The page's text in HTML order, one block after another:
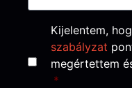
Consent *
Kijelentem,
szabályzat
megértettem
*